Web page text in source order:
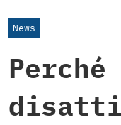
News
Perché